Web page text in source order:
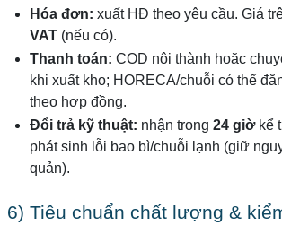
Hóa đơn: xuất HĐ theo yêu cầu. Giá
VAT(nếu có).
Thanh toán: COD nội thành hoặc
khi xuất kho; HORECA/chuỗi có thể
theo hợp đồng.
Đổi trả kỹ thuật: nhận trong 24 giờkể
phát sinh lỗi bao bì/chuỗi lạnh (giữ
quản).
6) Tiêu chuẩn chất lượng &